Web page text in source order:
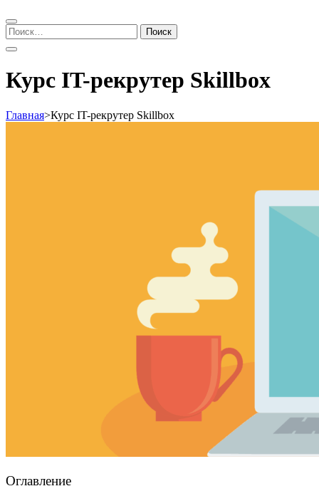
Найти:
Курс IT-рекрутер Skillbox
Главная>Курс IT-рекрутер Skillbox
Оглавление